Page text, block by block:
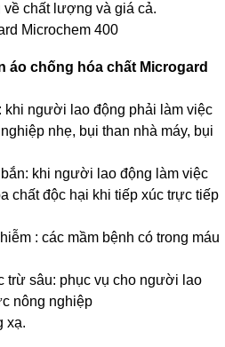
chất lượng và giá cả.
Microchem 400
áo chống hóa chất Microgard
khi người lao động phải làm việc
nhẹ, bụi than nhà máy, bụi
khi người lao động làm việc
chất độc hại khi tiếp xúc trực tiếp
: các mầm bệnh có trong máu
trừ sâu: phục vụ cho người lao
nông nghiệp
xạ.